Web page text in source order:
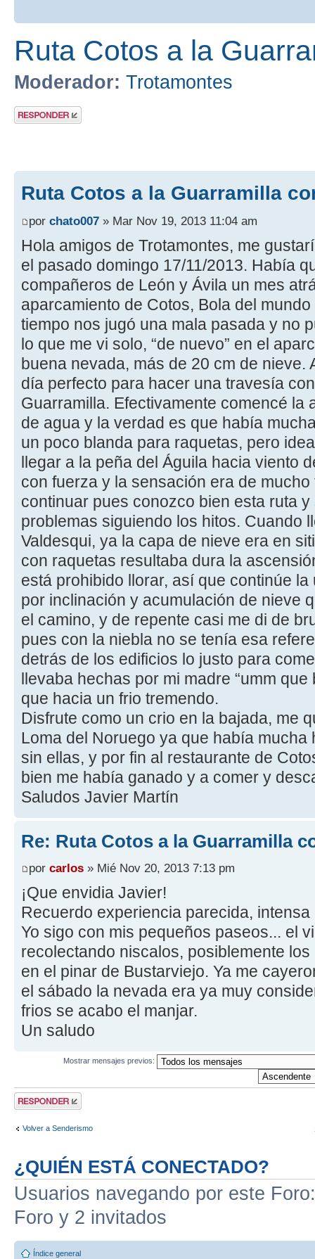
Ruta Cotos a la
Moderador: Trotamontes
Publicar una
respuesta
Ruta Cotos a la Guarramilla
por chato007 » Mar Nov 19, 2013 11:04 am
Hola amigos de Trotamontes, me
el pasado domingo 17/11/2013. Había
compañeros de León y Ávila un mes
aparcamiento de Cotos, Bola del
tiempo nos jugó una mala pasada y no
lo que me vi solo, “de nuevo” en el
buena nevada, más de 20 cm de nieve.
día perfecto para hacer una travesía
Guarramilla. Efectivamente comencé la
de agua y la verdad es que había
un poco blanda para raquetas, pero
llegar a la peña del Águila hacia viento
con fuerza y la sensación era de
continuar pues conozco bien esta ruta
problemas siguiendo los hitos. Cuando
Valdesqui, ya la capa de nieve era en
con raquetas resultaba dura la
está prohibido llorar, así que continúe
por inclinación y acumulación de nieve
el camino, y de repente casi me di de
pues con la niebla no se tenía esa
detrás de los edificios lo justo para
llevaba hechas por mi madre “umm
que hacia un frio tremendo.
Disfrute como un crio en la bajada, me
Loma del Noruego ya que había
sin ellas, y por fin al restaurante de
bien me había ganado y a comer y
Saludos Javier Martín
Re: Ruta Cotos a la Guarramilla
por carlos » Mié Nov 20, 2013 7:13 pm
¡Que envidia Javier!
Recuerdo experiencia parecida,
Yo sigo con mis pequeños paseos... el
recolectando niscalos, posiblemente
en el pinar de Bustarviejo. Ya me
el sábado la nevada era ya muy
frios se acabo el manjar.
Un saludo
Mostrar mensajes previos:
Publicar una
respuesta
Volver a Senderismo
¿QUIÉN ESTÁ CONECTADO?
Usuarios navegando por este
Foro y 2 invitados
Índice general